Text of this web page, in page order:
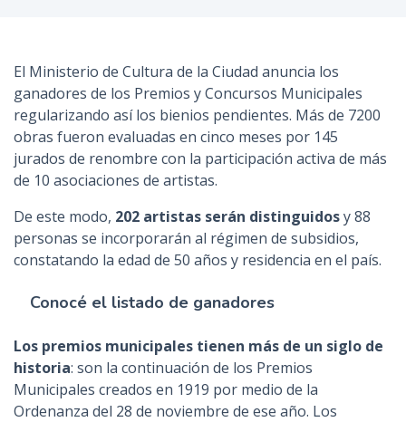
El Ministerio de Cultura de la Ciudad anuncia los
ganadores de los Premios y Concursos Municipales
regularizando así los bienios pendientes. Más de 7200
obras fueron evaluadas en cinco meses por 145
jurados de renombre con la participación activa de más
de 10 asociaciones de artistas.
De este modo, 202 artistas serán distinguidosy 88
personas se incorporarán al régimen de subsidios,
constatando la edad de 50 años y residencia en el país.
Conocé el listado de ganadores
Los premios municipales tienen más de un siglo de
historia: son la continuación de los Premios
Municipales creados en 1919 por medio de la
Ordenanza del 28 de noviembre de ese año. Los